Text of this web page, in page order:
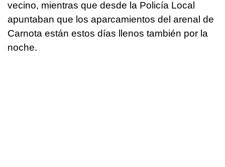
vecino, mientras que desde la Policía Local
apuntaban que los aparcamientos del arenal de
Carnota están estos días llenos también por la
noche.